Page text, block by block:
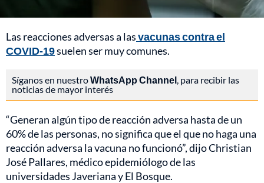
Las reacciones adversas a lasvacunas contra el
COVID-19suelen ser muy comunes.
Síganos en nuestroWhatsApp Channel , para recibir las
noticias de mayor interés
“Generan algún tipo de reacción adversa hasta de un
60% de las personas, no significa que el que no haga una
reacción adversa la vacuna no funcionó”, dijo Christian
José Pallares, médico epidemiólogo de las
universidades Javeriana y El Bosque.